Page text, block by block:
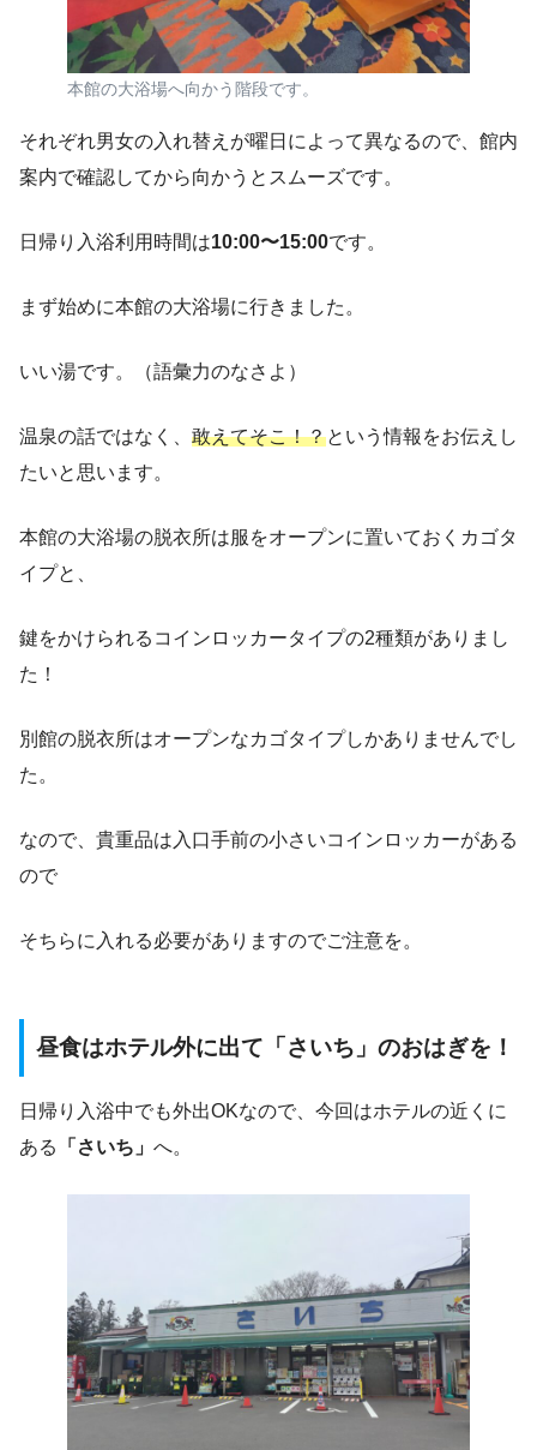
本館の大浴場へ向かう階段です。
それぞれ男女の入れ替えが曜日によって異なるので、館内
案内で確認してから向かうとスムーズです。
日帰り入浴利用時間は10:00〜15:00です。
まず始めに本館の大浴場に行きました。
いい湯です。（語彙力のなさよ）
温泉の話ではなく、 敢えてそこ！？という情報をお伝えし
たいと思います。
本館の大浴場の脱衣所は服をオープンに置いておくカゴタ
イプと、
鍵をかけられるコインロッカータイプの2種類がありまし
た！
別館の脱衣所はオープンなカゴタイプしかありませんでし
た。
なので、貴重品は入口手前の小さいコインロッカーがある
ので
そちらに入れる必要がありますのでご注意を。
昼食はホテル外に出て「さいち」のおはぎを！
日帰り入浴中でも外出OKなので、今回はホテルの近くに
ある
「さいち」 へ。